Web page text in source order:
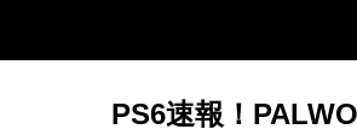
PS6速報！